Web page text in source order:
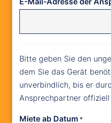
Bitte geben Sie den
dem Sie das Gerät
unverbindlich, bis er
Ansprechpartner
Miete ab Datum *